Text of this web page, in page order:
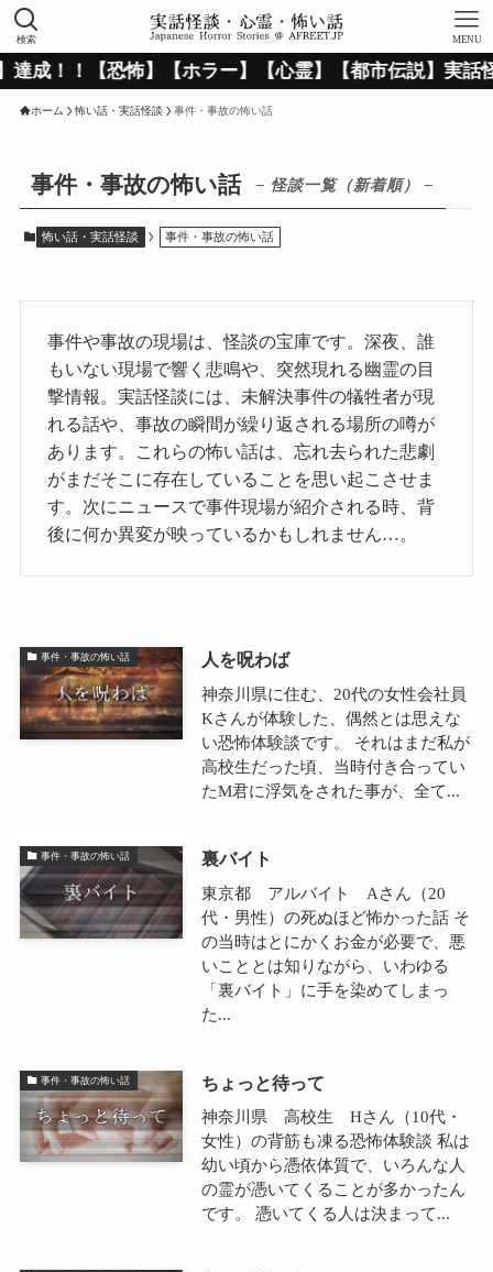
検索 MENU
【ホラー】【心霊】【都市伝説】実話怪談＆怖い話
ホーム 怖い話・実話怪談 事件・事故の怖い話
事件・事故の怖い話 – 怪談一覧（新着順） –
怖い話・実話怪談 事件・事故の怖い話
事件や事故の現場は、怪談の宝庫です。深夜、誰
もいない現場で響く悲鳴や、突然現れる幽霊の目
撃情報。実話怪談には、未解決事件の犠牲者が現
れる話や、事故の瞬間が繰り返される場所の噂が
あります。これらの怖い話は、忘れ去られた悲劇
がまだそこに存在していることを思い起こさせま
す。次にニュースで事件現場が紹介される時、背
後に何か異変が映っているかもしれません…。
事件・事故の怖い話
人を呪わば
神奈川県に住む、20代の女性会社員
Kさんが体験した、偶然とは思えな
い恐怖体験談です。 それはまだ私が
高校生だった頃、当時付き合ってい
たM君に浮気をされた事が、全て...
事件・事故の怖い話
裏バイト
東京都 アルバイト Aさん（20
代・男性）の死ぬほど怖かった話 そ
の当時はとにかくお金が必要で、悪
いこととは知りながら、いわゆる
「裏バイト」に手を染めてしまっ
た...
事件・事故の怖い話
ちょっと待って
神奈川県 高校生 Hさん（10代・
女性）の背筋も凍る恐怖体験談 私は
幼い頃から憑依体質で、いろんな人
の霊が憑いてくることが多かったん
です。 憑いてくる人は決まって...